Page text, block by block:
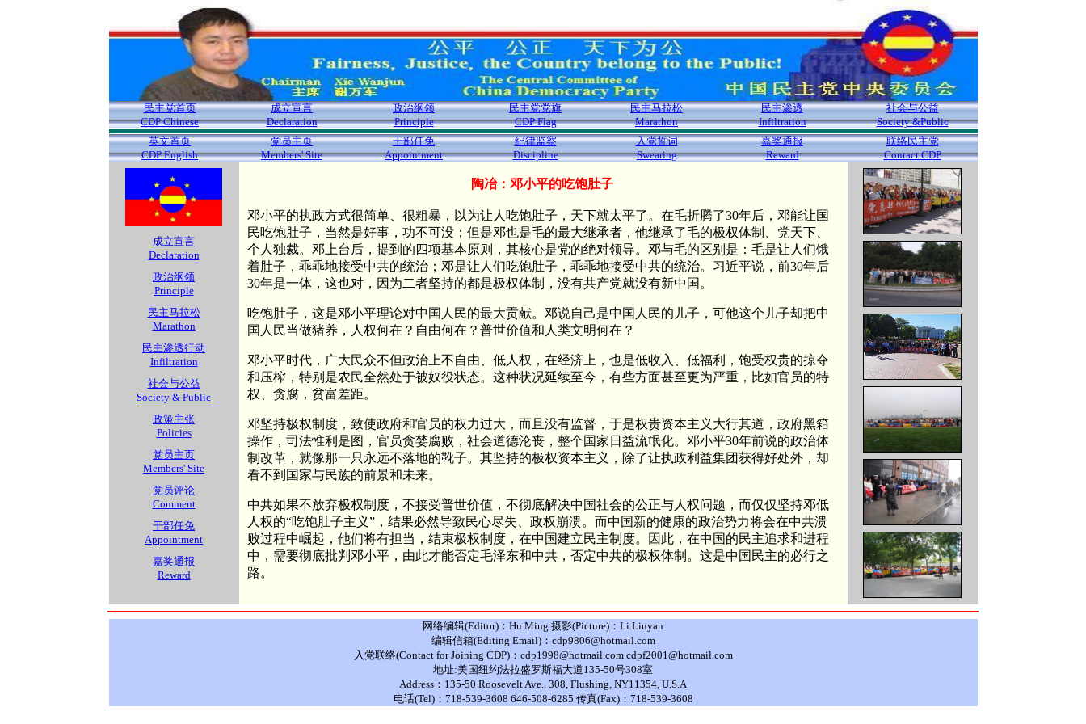
民主党首页
CDP Chinese
成立宣言
Declaration
政治纲领
Principle
民主党党旗
CDP Flag
民主马拉松
Marathon
民主渗透
Infiltration
社会与公益
Society &Public
英文首页
CDP English
党员主页
Members' Site
干部任免
Appointment
纪律监察
Discipline
入党誓词
Swearing
嘉奖通报
Reward
联络民主党
Contact CDP
成立宣言
Declaration
政治纲领
Principle
民主马拉松
Marathon
民主渗透行动
Infiltration
社会与公益
Society & Public
政策主张
Policies
党员主页
Members' Site
党员评论
Comment
干部任免
Appointment
嘉奖通报
Reward
邓小平的执政方式很简单、很粗暴，以为让人吃饱肚子，天下就太平了。在毛折腾了30年后，邓能让国
民吃饱肚子，当然是好事，功不可没；但是邓也是毛的最大继承者，他继承了毛的极权体制、党天下、
个人独裁。邓上台后，提到的四项基本原则，其核心是党的绝对领导。邓与毛的区别是：毛是让人们饿
着肚子，乖乖地接受中共的统治；邓是让人们吃饱肚子，乖乖地接受中共的统治。习近平说，前30年后
30年是一体，这也对，因为二者坚持的都是极权体制，没有共产党就没有新中国。
吃饱肚子，这是邓小平理论对中国人民的最大贡献。邓说自己是中国人民的儿子，可他这个儿子却把中
国人民当做猪养，人权何在？自由何在？普世价值和人类文明何在？
邓小平时代，广大民众不但政治上不自由、低人权，在经济上，也是低收入、低福利，饱受权贵的掠夺
和压榨，特别是农民全然处于被奴役状态。这种状况延续至今，有些方面甚至更为严重，比如官员的特
权、贪腐，贫富差距。
邓坚持极权制度，致使政府和官员的权力过大，而且没有监督，于是权贵资本主义大行其道，政府黑箱
操作，司法惟利是图，官员贪婪腐败，社会道德沦丧，整个国家日益流氓化。邓小平30年前说的政治体
制改革，就像那一只永远不落地的靴子。其坚持的极权资本主义，除了让执政利益集团获得好处外，却
看不到国家与民族的前景和未来。
中共如果不放弃极权制度，不接受普世价值，不彻底解决中国社会的公正与人权问题，而仅仅坚持邓低
人权的“吃饱肚子主义”，结果必然导致民心尽失、政权崩溃。而中国新的健康的政治势力将会在中共溃
败过程中崛起，他们将有担当，结束极权制度，在中国建立民主制度。因此，在中国的民主追求和进程
中，需要彻底批判邓小平，由此才能否定毛泽东和中共，否定中共的极权体制。这是中国民主的必行之
路。
网络编辑(Editor)：Hu Ming 摄影(Picture)：Li Liuyan
编辑信箱(Editing Email)：cdp9806@hotmail.com
入党联络(Contact for Joining CDP)：cdp1998@hotmail.com cdpf2001@hotmail.com
地址:美国纽约法拉盛罗斯福大道135-50号308室
Address：135-50 Roosevelt Ave., 308, Flushing, NY11354, U.S.A
电话(Tel)：718-539-3608 646-508-6285 传真(Fax)：718-539-3608